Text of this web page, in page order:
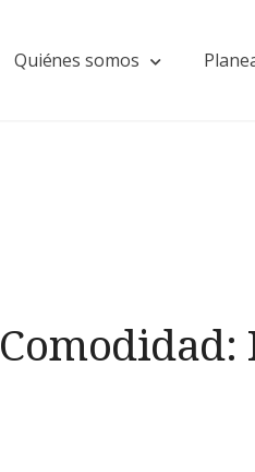
Quiénes somos
Comodidad: